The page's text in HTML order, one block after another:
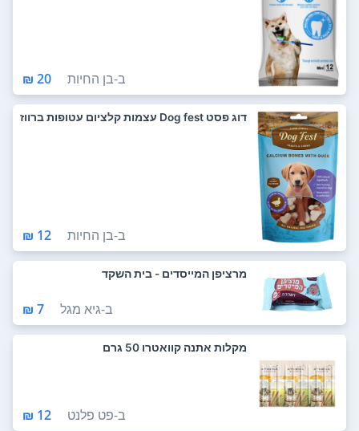
ב-בן החיות 20 ₪
דוג פסט Dog fest עצמות קלציום עטופות ברווז
ב-בן החיות 12 ₪
מרציפן המייסדים - בית השקד
ב-גיא מגל 7 ₪
מקלות אתנה קוואטרו 50 גרם
ב-פט פלנט 12 ₪